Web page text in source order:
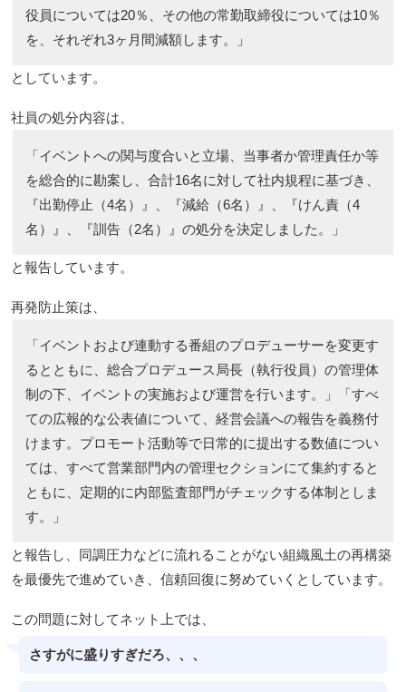
役員については20％、その他の常勤取締役については10％
を、それぞれ3ヶ月間減額します。」
としています。
社員の処分内容は、
「イベントへの関与度合いと立場、当事者か管理責任か等
を総合的に勘案し、合計16名に対して社内規程に基づき、
『出勤停止（4名）』、『減給（6名）』、『けん責（4
名）』、『訓告（2名）』の処分を決定しました。」
と報告しています。
再発防止策は、
「イベントおよび連動する番組のプロデューサーを変更す
るとともに、総合プロデュース局長（執行役員）の管理体
制の下、イベントの実施および運営を行います。」「すべ
ての広報的な公表値について、経営会議への報告を義務付
けます。プロモート活動等で日常的に提出する数値につい
ては、すべて営業部門内の管理セクションにて集約すると
ともに、定期的に内部監査部門がチェックする体制としま
す。」
と報告し、同調圧力などに流れることがない組織風土の再構築
を最優先で進めていき、信頼回復に努めていくとしています。
この問題に対してネット上では、
さすがに盛りすぎだろ、、、